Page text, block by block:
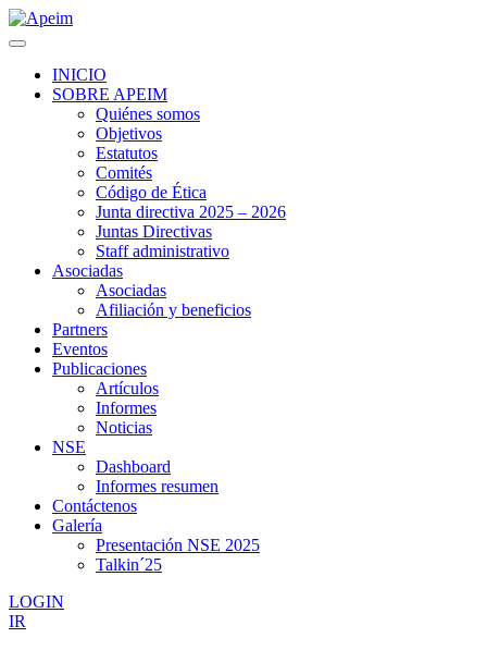
INICIO
SOBRE APEIM
Quiénes somos
Objetivos
Estatutos
Comités
Código de Ética
Junta directiva 2025 – 2026
Juntas Directivas
Staff administrativo
Asociadas
Asociadas
Afiliación y beneficios
Partners
Eventos
Publicaciones
Artículos
Informes
Noticias
NSE
Dashboard
Informes resumen
Contáctenos
Galería
Presentación NSE 2025
Talkin´25
LOGIN
IR